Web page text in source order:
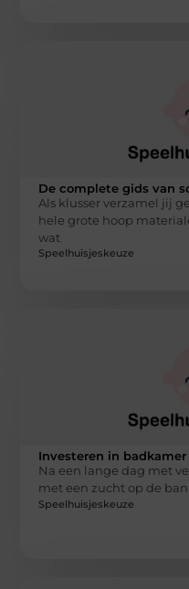
De complete gids van
Als klusser verzamel jij
hele grote hoop
wat
Speelhuisjeskeuze
Investeren in
Na een lange dag met
met een zucht op de
Speelhuisjeskeuze